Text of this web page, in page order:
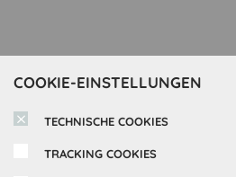
COOKIE-EINSTELLUNGEN
TECHNISCHE COOKIES
TRACKING COOKIES
Inspirationen
Cocooning24 Küchen